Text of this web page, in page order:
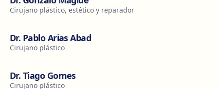
Cirujano plástico, estético y reparador
Dr. Pablo Arias Abad
Cirujano plástico
Dr. Tiago Gomes
Cirujano plástico